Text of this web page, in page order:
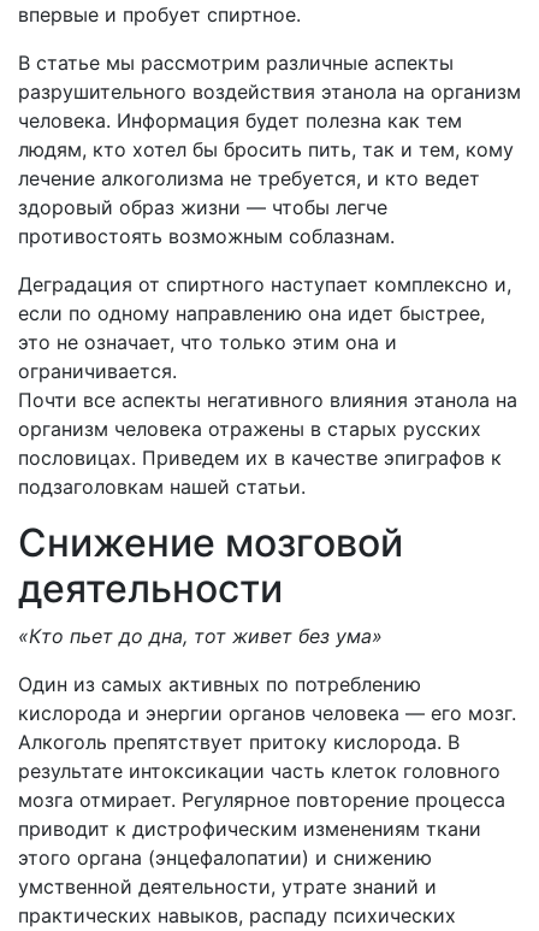
впервые и пробует спиртное.
В статье мы рассмотрим различные аспекты
разрушительного воздействия этанола на организм
человека. Информация будет полезна как тем
людям, кто хотел бы бросить пить, так и тем, кому
лечение алкоголизма не требуется, и кто ведет
здоровый образ жизни — чтобы легче
противостоять возможным соблазнам.
Деградация от спиртного наступает комплексно и,
если по одному направлению она идет быстрее,
это не означает, что только этим она и
ограничивается.
Почти все аспекты негативного влияния этанола на
организм человека отражены в старых русских
пословицах. Приведем их в качестве эпиграфов к
подзаголовкам нашей статьи.
Снижение мозговой
деятельности
«Кто пьет до дна, тот живет без ума»
Один из самых активных по потреблению
кислорода и энергии органов человека — его мозг.
Алкоголь препятствует притоку кислорода. В
результате интоксикации часть клеток головного
мозга отмирает. Регулярное повторение процесса
приводит к дистрофическим изменениям ткани
этого органа (энцефалопатии) и снижению
умственной деятельности, утрате знаний и
практических навыков, распаду психических